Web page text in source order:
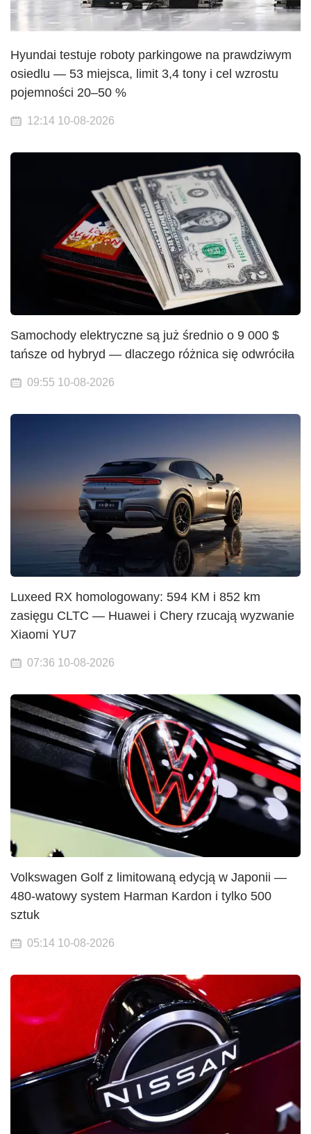
Hyundai testuje roboty parkingowe na prawdziwym
osiedlu — 53 miejsca, limit 3,4 tony i cel wzrostu
pojemności 20–50 %
12:14 10-08-2026
Samochody elektryczne są już średnio o 9 000 $
tańsze od hybryd — dlaczego różnica się odwróciła
09:55 10-08-2026
Luxeed RX homologowany: 594 KM i 852 km
zasięgu CLTC — Huawei i Chery rzucają wyzwanie
Xiaomi YU7
07:36 10-08-2026
Volkswagen Golf z limitowaną edycją w Japonii —
480-watowy system Harman Kardon i tylko 500
sztuk
05:14 10-08-2026